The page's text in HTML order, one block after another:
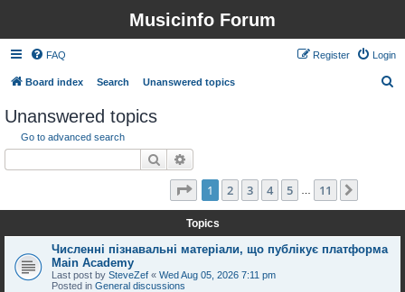
Musicinfo Forum
FAQ Login
Register
Board index Search Unanswered topics
Unanswered topics
Go to advanced search
Search
Page 1of 11
1 2 3 4 5 11
Topics
Численні пізнавальні матеріали, що публікує платформа
Main Academy
Last post by SteveZef « Wed Aug 05, 2026 7:11 pm
Posted in General discussions